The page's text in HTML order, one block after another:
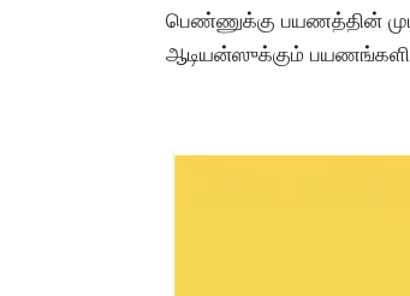
பெண்ணுக்கு பயணத்தின்
ஆடியன்ஸுக்கும்